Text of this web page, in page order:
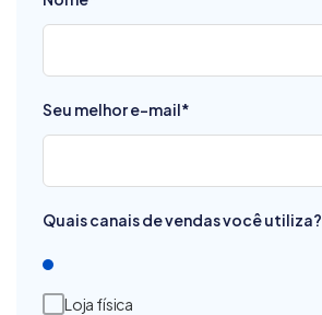
Seu melhor e-mail*
Quais canais de vendas você utiliza?
Loja física